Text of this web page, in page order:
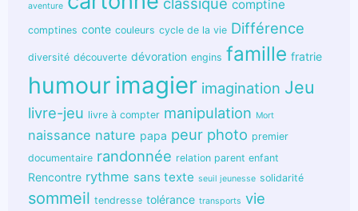
aventure comptine
comptines conte couleurs cycle de la vie Différence
diversité découverte dévoration engins famille fratrie
humour imagier imagination Jeu
livre-jeu livre à compter manipulation Mort
naissance nature papa peur photo premier
documentaire randonnée relation parent enfant
Rencontre rythme sans texte seuil jeunesse solidarité
sommeil tendresse tolérance transports vie